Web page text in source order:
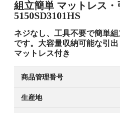
組立簡単 マットレス
5150SD3101HS
ネジなし、工具不要で簡単
です。大容量収納可能な引
マットレス付き
商品管理番号
生産地